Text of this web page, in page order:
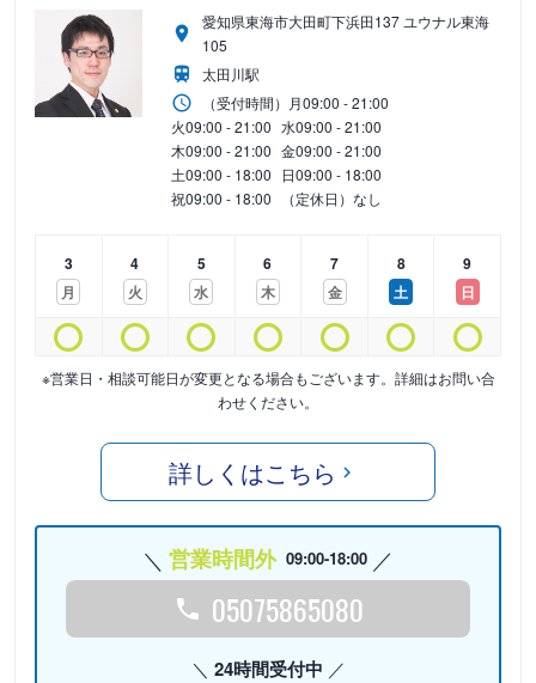
愛知県東海市大田町下浜田137 ユウナル東海
105
太田川駅
（受付時間） 月09:00 - 21:00
火09:00 - 21:00 水09:00 - 21:00
木09:00 - 21:00 金09:00 - 21:00
土09:00 - 18:00 日09:00 - 18:00
祝09:00 - 18:00 （定休日）なし
3
月
4
火
5
水
6
木
7
金
8
土
9
日
※営業日・相談可能日が変更となる場合もございます。詳細はお問い合
わせください。
詳しくはこちら
営業時間外 09:00-18:00
05075865080
24時間受付中